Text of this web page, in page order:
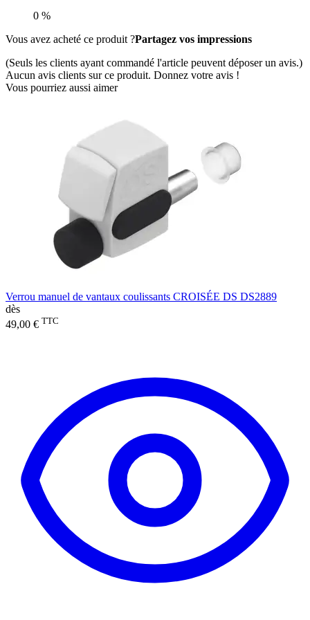
0 %
Vous avez acheté ce produit ?Partagez vos impressions
(Seuls les clients ayant commandé l'article peuvent déposer un avis.)
Aucun avis clients sur ce produit. Donnez votre avis !
Vous pourriez aussi aimer
Verrou manuel de vantaux coulissants CROISÉE DS DS2889
dès
49,00 € TTC